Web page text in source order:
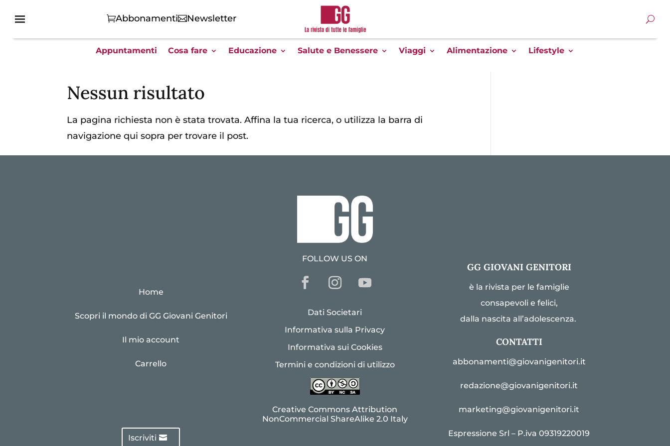
Abbonamenti Newsletter
Appuntamenti Cosa fare Educazione Salute e Benessere Viaggi Alimentazione Lifestyle
Nessun risultato
La pagina richiesta non è stata trovata. Affina la tua ricerca, o utilizza la barra di
navigazione qui sopra per trovare il post.
Home
Scopri il mondo di GG Giovani Genitori
Il mio account
Carrello
Iscriviti
FOLLOW US ON
Dati Societari
Informativa sulla Privacy
Informativa sui Cookies
Termini e condizioni di utilizzo
Creative Commons Attribution
NonCommercial ShareAlike 2.0 Italy
GG GIOVANI GENITORI
è la rivista per le famiglie
consapevoli e felici,
dalla nascita all’adolescenza.
CONTATTI
abbonamenti@giovanigenitori.it
redazione@giovanigenitori.it
marketing@giovanigenitori.it
Espressione Srl – P.iva 09319220019